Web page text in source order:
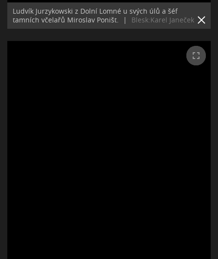
Ludvík Jurzykowski z Dolní Lomné u svých úlů a šéf
tamních včelařů Miroslav Poništ.
| Blesk:Karel Janeček